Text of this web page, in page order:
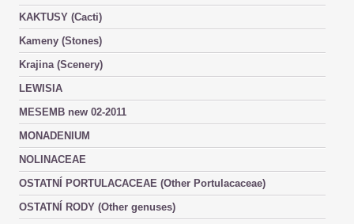
KAKTUSY (Cacti)
Kameny (Stones)
Krajina (Scenery)
LEWISIA
MESEMB new 02-2011
MONADENIUM
NOLINACEAE
OSTATNÍ PORTULACACEAE (Other Portulacaceae)
OSTATNÍ RODY (Other genuses)